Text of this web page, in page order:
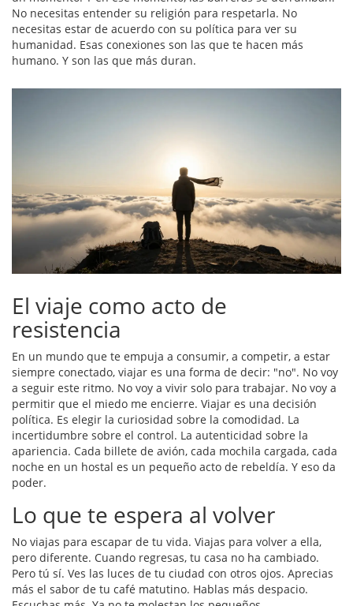
No necesitas entender su religión para respetarla. No
necesitas estar de acuerdo con su política para ver su
humanidad. Esas conexiones son las que te hacen más
humano. Y son las que más duran.
El viaje como acto de
resistencia
En un mundo que te empuja a consumir, a competir, a estar
siempre conectado, viajar es una forma de decir: "no". No voy
a seguir este ritmo. No voy a vivir solo para trabajar. No voy a
permitir que el miedo me encierre. Viajar es una decisión
política. Es elegir la curiosidad sobre la comodidad. La
incertidumbre sobre el control. La autenticidad sobre la
apariencia. Cada billete de avión, cada mochila cargada, cada
noche en un hostal es un pequeño acto de rebeldía. Y eso da
poder.
Lo que te espera al volver
No viajas para escapar de tu vida. Viajas para volver a ella,
pero diferente. Cuando regresas, tu casa no ha cambiado.
Pero tú sí. Ves las luces de tu ciudad con otros ojos. Aprecias
más el sabor de tu café matutino. Hablas más despacio.